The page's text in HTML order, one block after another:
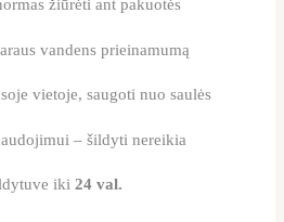
žiūrėti ant pakuotės
vandens prieinamumą
vietoje, saugoti nuo saulės
– šildyti nereikia
iki24 val.